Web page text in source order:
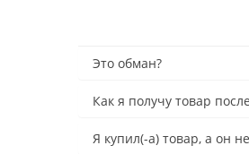
Это обман?
Как я получу товар
Я купил(-а) товар, а он